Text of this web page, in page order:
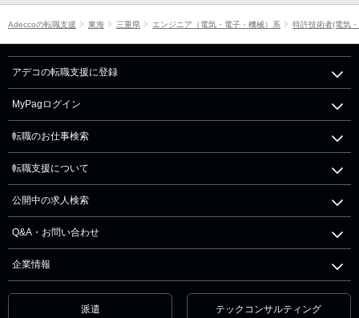
Adeccoの転職支援 東海 三重県 エンジニア（電気・電子・機械）系 特許技術者(電気
アデコの転職支援に登録
MyPagログイン
転職のお仕事検索
転職支援について
公開中の求人検索
Q&A・お問い合わせ
企業情報
派遣 テックコンサルティング